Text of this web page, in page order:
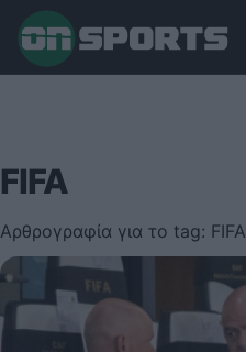
FIFA
Αρθρογραφία για το tag: FIFA